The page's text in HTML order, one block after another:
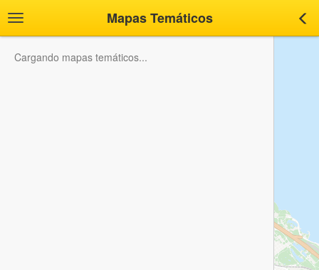
Toggle
navigation
Mapas Temáticos
Cargando mapas temáticos...